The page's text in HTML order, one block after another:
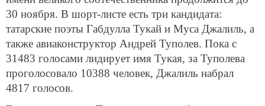
30 ноября. В шорт-листе есть три кандидата:
татарские поэты Габдулла Тукай и Муса Джалиль, а
также авиаконструктор Андрей Туполев. Пока с
31483 голосами лидирует имя Тукая, за Туполева
проголосовало 10388 человек, Джалиль набрал
4817 голосов.